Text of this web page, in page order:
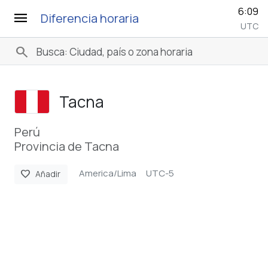
menu Diferencia horaria 6:09
UTC
search
Tacna
Perú
Provincia de Tacna
favorite Añadir America/Lima UTC-5